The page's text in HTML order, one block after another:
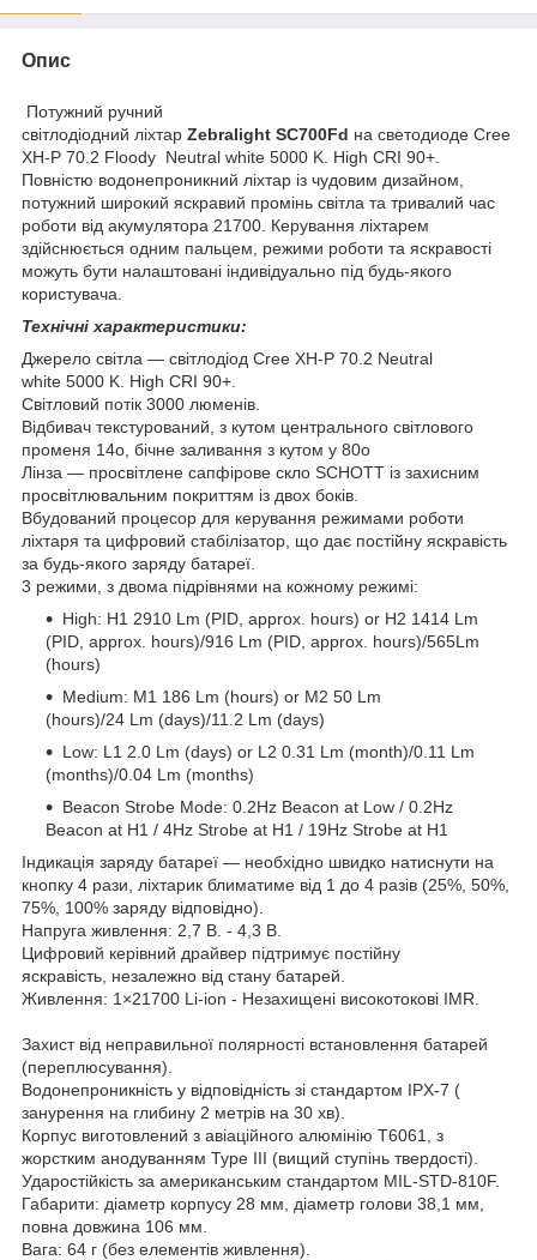
Опис
Потужний ручний
світлодіодний ліхтар Zebralight SC700Fd на светодиоде Cree
XH-P 70.2 Floody Neutral white 5000 K. High CRI 90+.
Повністю водонепроникний ліхтар із чудовим дизайном,
потужний широкий яскравий промінь світла та тривалий час
роботи від акумулятора 21700. Керування ліхтарем
здійснюється одним пальцем, режими роботи та яскравості
можуть бути налаштовані індивідуально під будь-якого
користувача.
Технічні характеристики:
Джерело світла — світлодіод Cree XH-P 70.2 Neutral
white 5000 K. High CRI 90+.
Світловий потік 3000 люменів.
Відбивач текстурований, з кутом центрального світлового
променя 14о , бічне заливання з кутом у 80о
Лінза — просвітлене сапфірове скло SCHOTT із захисним
просвітлювальним покриттям із двох боків.
Вбудований процесор для керування режимами роботи
ліхтаря та цифровий стабілізатор, що дає постійну яскравість
за будь-якого заряду батареї.
3 режими, з двома підрівнями на кожному режимі:
High: H1 2910 Lm (PID, approx. hours) or H2 1414 Lm
(PID, approx. hours)/916 Lm (PID, approx. hours)/565Lm
(hours)
Medium: M1 186 Lm (hours) or M2 50 Lm
(hours)/24 Lm (days)/11.2 Lm (days)
Low: L1 2.0 Lm (days) or L2 0.31 Lm (month)/0.11 Lm
(months)/0.04 Lm (months)
Beacon Strobe Mode: 0.2Hz Beacon at Low / 0.2Hz
Beacon at H1 / 4Hz Strobe at H1 / 19Hz Strobe at H1
Індикація заряду батареї — необхідно швидко натиснути на
кнопку 4 рази, ліхтарик блиматиме від 1 до 4 разів (25%, 50%,
75%, 100% заряду відповідно).
Напруга живлення: 2,7 В. - 4,3 В.
Цифровий керівний драйвер підтримує постійну
яскравість, незалежно від стану батарей.
Живлення: 1×21700 Li-ion - Незахищені високотокові IMR.
Захист від неправильної полярності встановлення батарей
(переплюсування).
Водонепроникність у відповідність зі стандартом IPX-7 (
занурення на глибину 2 метрів на 30 хв).
Корпус виготовлений з авіаційного алюмінію T6061, з
жорстким анодуванням Type III (вищий ступінь твердості).
Ударостійкість за американським стандартом MIL-STD-810F.
Габарити: діаметр корпусу 28 мм, діаметр голови 38,1 мм,
повна довжина 106 мм.
Вага: 64 г (без елементів живлення).